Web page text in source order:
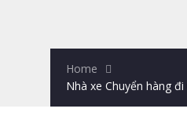
Home
Nhà xe Chuyển hàng